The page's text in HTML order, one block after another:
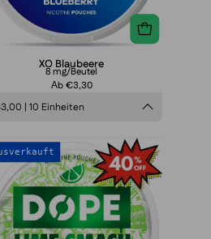
XO Blaubeere
8 mg/Beutel
Аb €3,30
| 10 Einheiten
DOPE
Lime
Smash
Strong
Edition